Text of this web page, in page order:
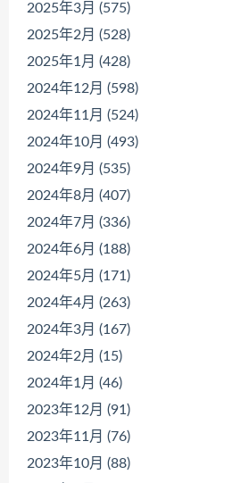
2025年3月 (575)
2025年2月 (528)
2025年1月 (428)
2024年12月 (598)
2024年11月 (524)
2024年10月 (493)
2024年9月 (535)
2024年8月 (407)
2024年7月 (336)
2024年6月 (188)
2024年5月 (171)
2024年4月 (263)
2024年3月 (167)
2024年2月 (15)
2024年1月 (46)
2023年12月 (91)
2023年11月 (76)
2023年10月 (88)